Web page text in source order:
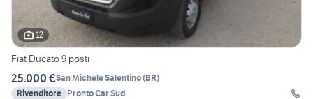
12
Fiat Ducato 9 posti
25.000 €San Michele Salentino(BR)
Rivenditore Pronto Car Sud